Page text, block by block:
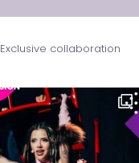
Exclusive collaboration